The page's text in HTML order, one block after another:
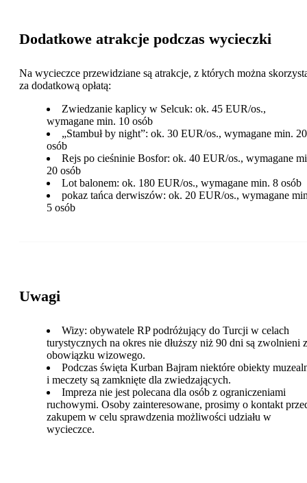
Dodatkowe atrakcje podczas wycieczki
Na wycieczce przewidziane są atrakcje, z których można
za dodatkową opłatą:
Zwiedzanie kaplicy w Selcuk: ok. 45 EUR/os.,
wymagane min. 10 osób
„Stambuł by night”: ok. 30 EUR/os., wymagane min. 20
osób
Rejs po cieśninie Bosfor: ok. 40 EUR/os., wymagane
20 osób
Lot balonem: ok. 180 EUR/os., wymagane min. 8 osób
pokaz tańca derwiszów: ok. 20 EUR/os., wymagane
5 osób
Uwagi
Wizy: obywatele RP podróżujący do Turcji w celach
turystycznych na okres nie dłuższy niż 90 dni są zwolnieni z
obowiązku wizowego.
Podczas święta Kurban Bajram niektóre obiekty
i meczety są zamknięte dla zwiedzających.
Impreza nie jest polecana dla osób z ograniczeniami
ruchowymi. Osoby zainteresowane, prosimy o kontakt
zakupem w celu sprawdzenia możliwości udziału w
wycieczce.